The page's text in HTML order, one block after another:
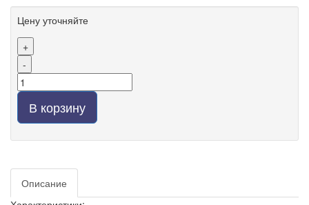
Цену уточняйте
+
-
В корзину
Описание